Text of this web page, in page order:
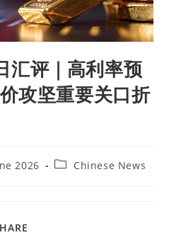
评｜高利率预
攻坚重要关口折
2026 Chinese News